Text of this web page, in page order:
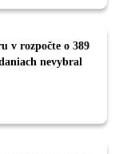
v rozpočte o 389
nevybral